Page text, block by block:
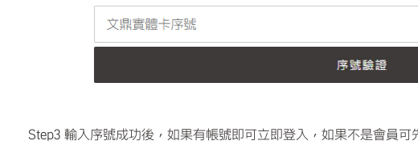
Step3 輸入序號成功後，如果有帳號即可立即登入，如果不是會員可